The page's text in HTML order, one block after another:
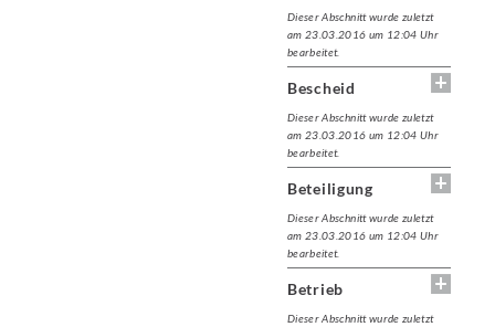
Dieser Abschnitt wurde zuletzt
am 23.03.2016 um 12:04 Uhr
bearbeitet.
Bescheid
Dieser Abschnitt wurde zuletzt
am 23.03.2016 um 12:04 Uhr
bearbeitet.
Beteiligung
Dieser Abschnitt wurde zuletzt
am 23.03.2016 um 12:04 Uhr
bearbeitet.
Betrieb
Dieser Abschnitt wurde zuletzt